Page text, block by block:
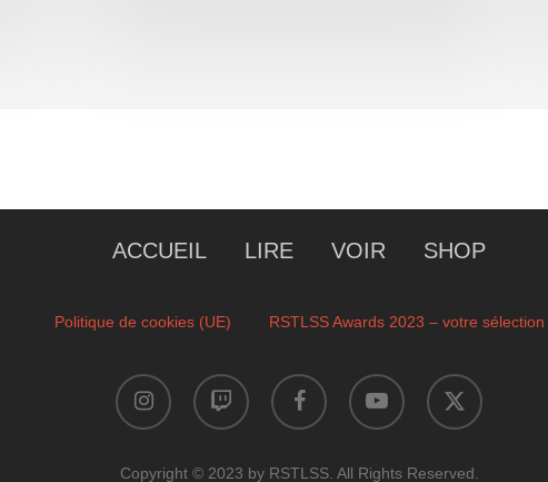
ACCUEIL LIRE VOIR SHOP
Politique de cookies (UE) RSTLSS Awards 2023 – votre sélection
instagram twitch facebook youtube
x-
twitter
Copyright © 2023 by RSTLSS. All Rights Reserved.